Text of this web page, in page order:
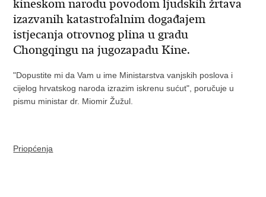
kineskom narodu povodom ljudskih žrtava
izazvanih katastrofalnim događajem
istjecanja otrovnog plina u gradu
Chongqingu na jugozapadu Kine.
"Dopustite mi da Vam u ime Ministarstva vanjskih poslova i
cijelog hrvatskog naroda izrazim iskrenu sućut", poručuje u
pismu ministar dr. Miomir Žužul.
Priopćenja